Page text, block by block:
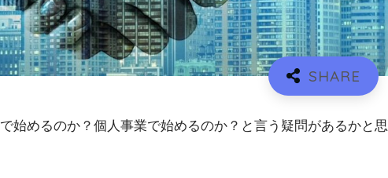
始めるのか？個人事業で始めるのか？と言う疑問があるかと思